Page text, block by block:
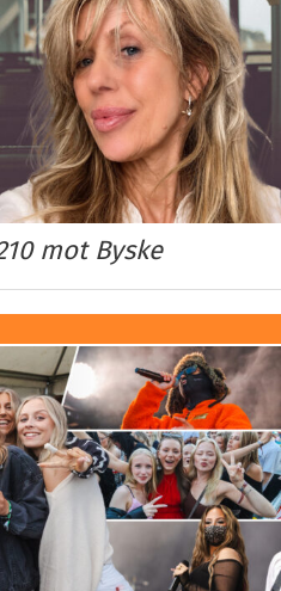
mot Byske